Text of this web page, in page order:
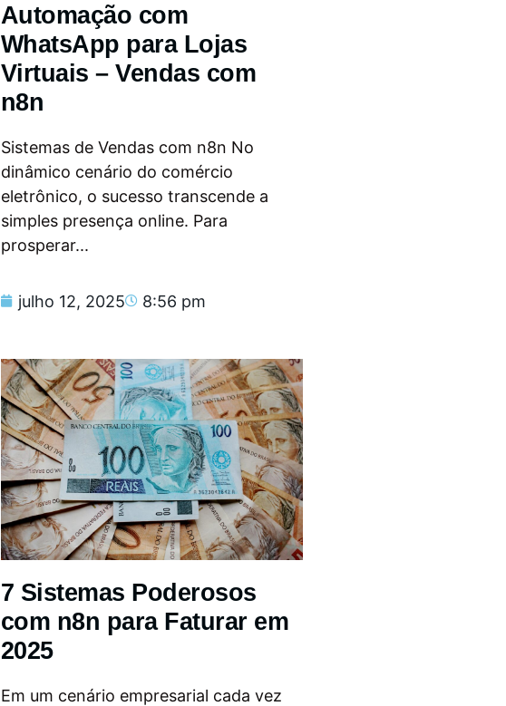
Automação com
WhatsApp para Lojas
Virtuais – Vendas com
n8n
Sistemas de Vendas com n8n No
dinâmico cenário do comércio
eletrônico, o sucesso transcende a
simples presença online. Para
prosperar...
julho 12, 2025 8:56 pm
7 Sistemas Poderosos
com n8n para Faturar em
2025
Em um cenário empresarial cada vez